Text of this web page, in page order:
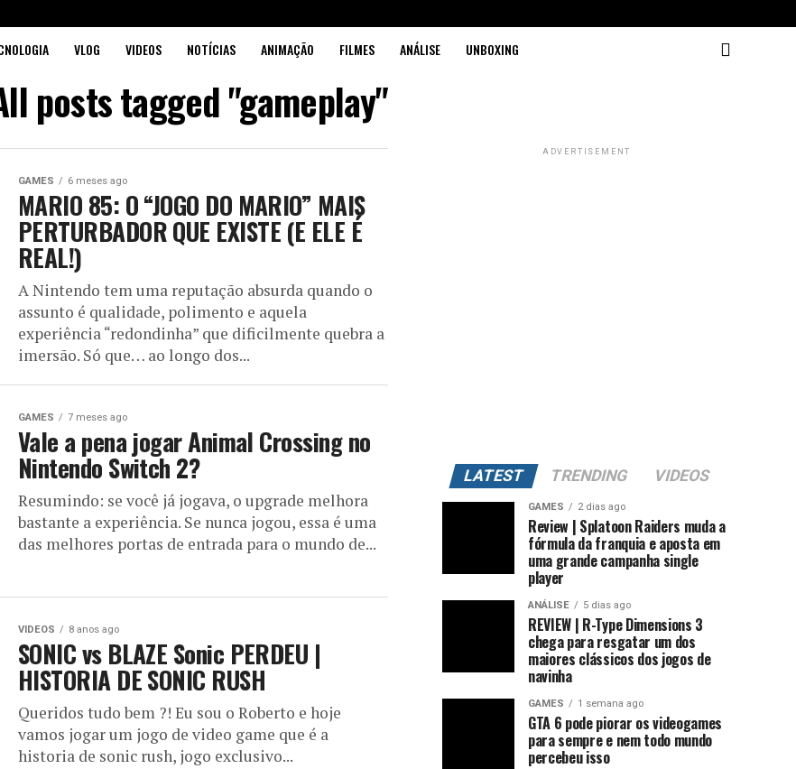
VLOG VIDEOS NOTÍCIAS ANIMAÇÃO FILMES ANÁLISE UNBOXING
posts tagged "gameplay"
GAMES 6 meses ago
MARIO 85: O “JOGO DO MARIO” MAIS
PERTURBADOR QUE EXISTE (E ELE É
REAL!)
A Nintendo tem uma reputação absurda quando o
assunto é qualidade, polimento e aquela
experiência “redondinha” que dificilmente quebra a
imersão. Só que… ao longo dos...
GAMES 7 meses ago
Vale a pena jogar Animal Crossing no
Nintendo Switch 2?
Resumindo: se você já jogava, o upgrade melhora
bastante a experiência. Se nunca jogou, essa é uma
das melhores portas de entrada para o mundo de...
VIDEOS 8 anos ago
SONIC vs BLAZE Sonic PERDEU |
HISTORIA DE SONIC RUSH
Queridos tudo bem ?! Eu sou o Roberto e hoje
vamos jogar um jogo de video game que é a
historia de sonic rush, jogo exclusivo...
ADVERTISEMENT
LATEST TRENDING VIDEOS
GAMES 2 dias ago
Review | Splatoon Raiders muda a
fórmula da franquia e aposta em
uma grande campanha single
player
ANÁLISE 5 dias ago
REVIEW | R-Type Dimensions 3
chega para resgatar um dos
maiores clássicos dos jogos de
navinha
GAMES 1 semana ago
GTA 6 pode piorar os videogames
para sempre e nem todo mundo
percebeu isso